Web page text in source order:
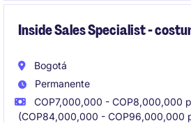
Inside Sales Specialist -
Bogotá
Permanente
COP7,000,000 - COP8,000,000
(COP84,000,000 - COP96,000,000